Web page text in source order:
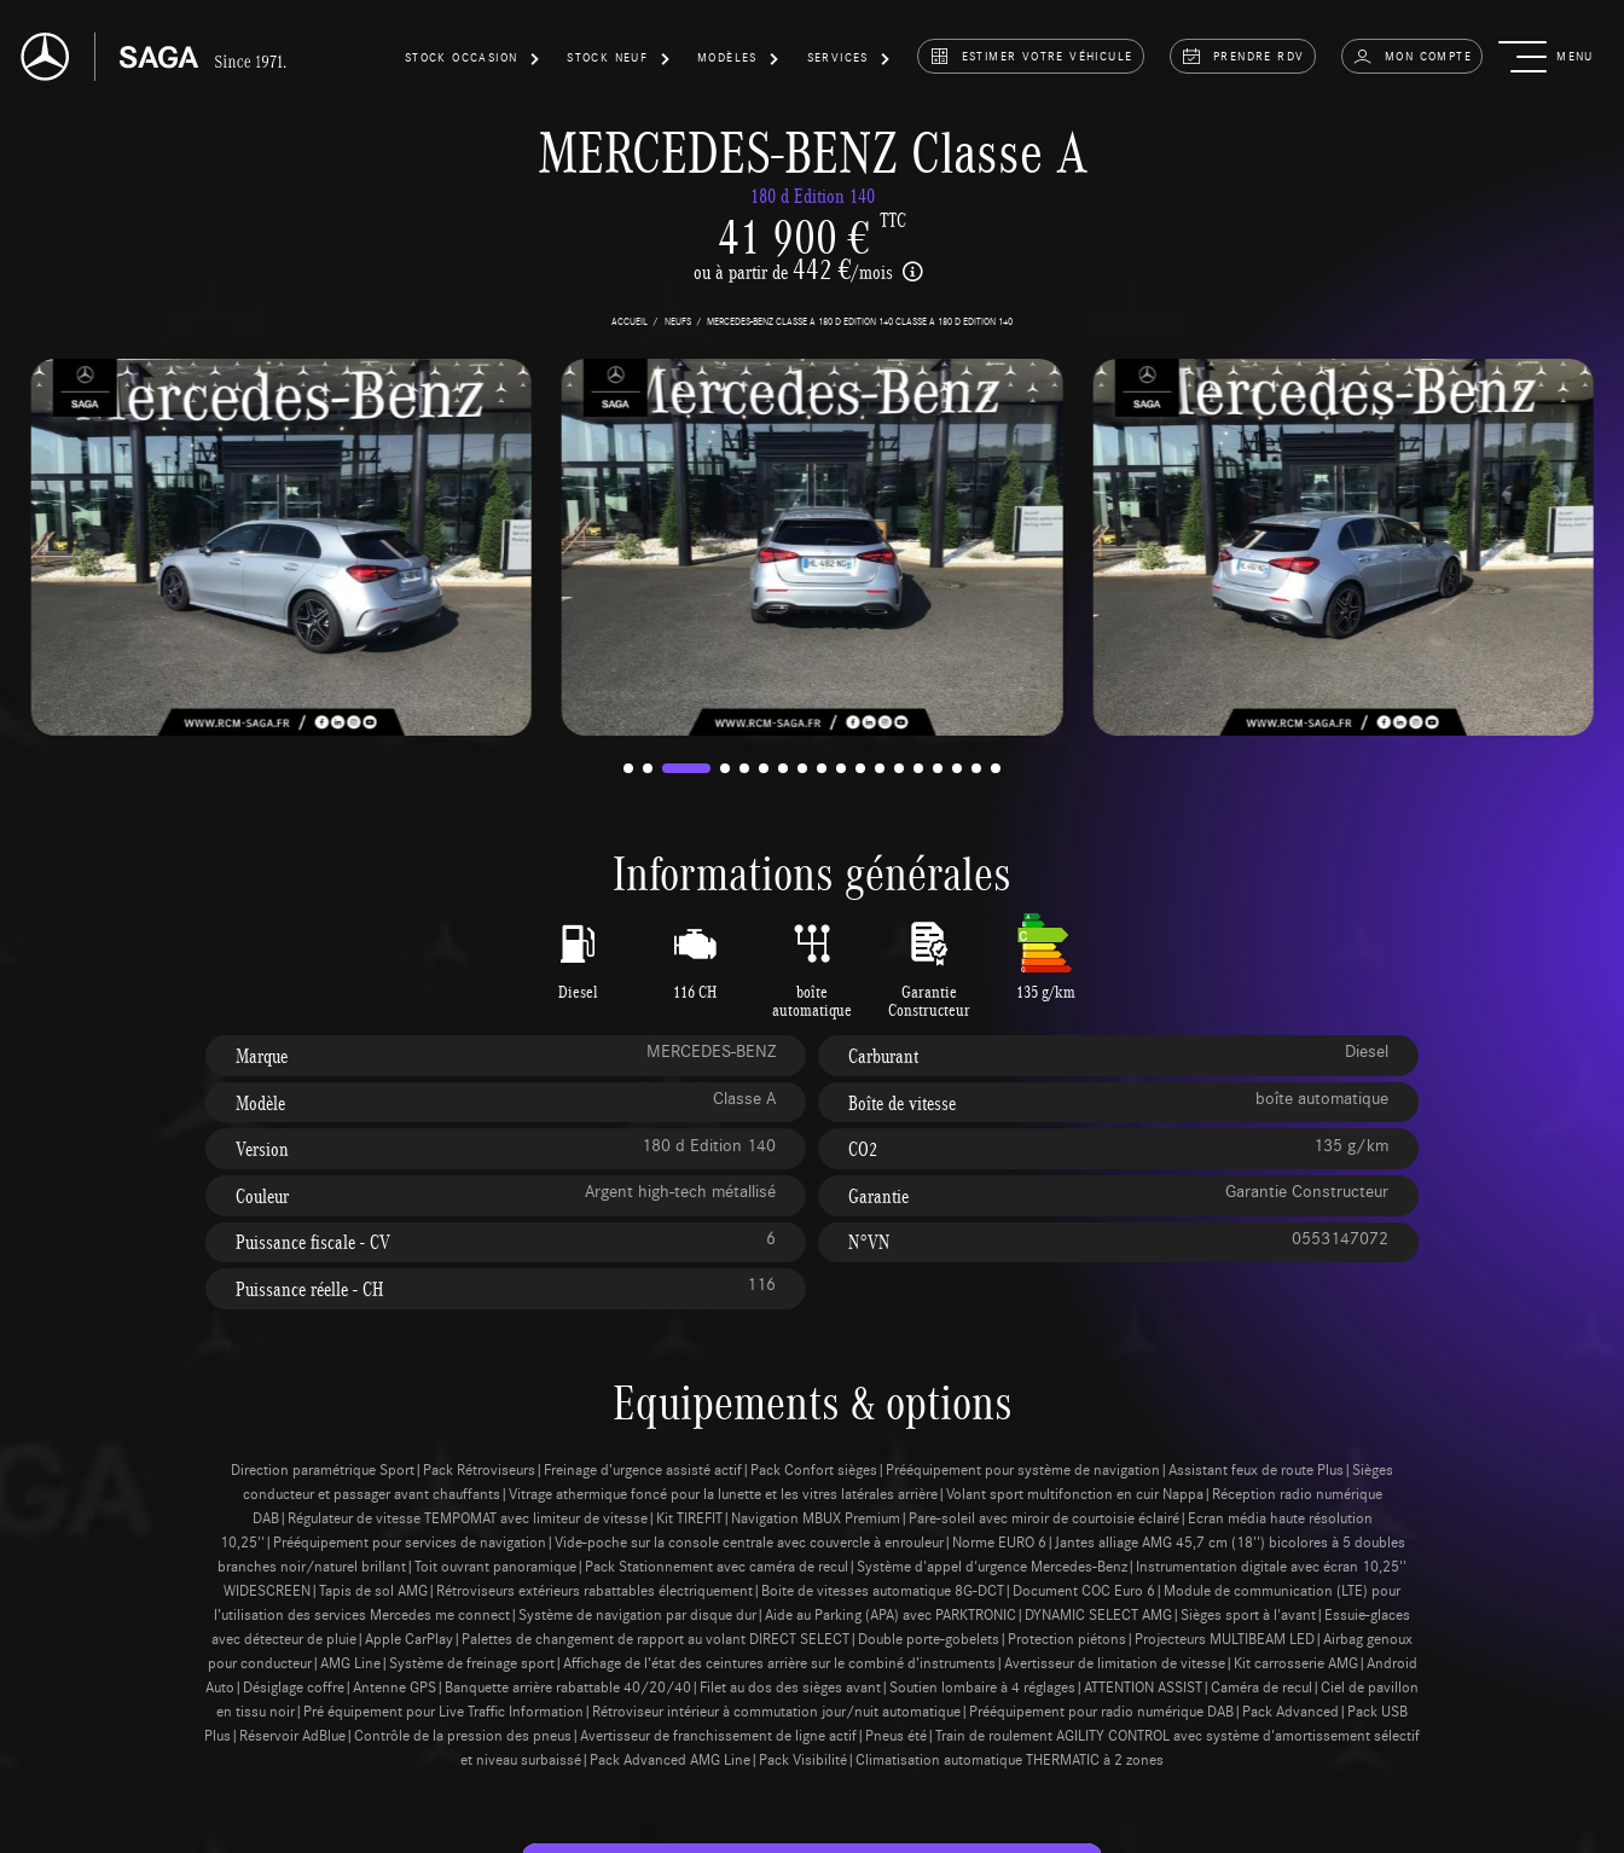
STOCK OCCASION STOCK NEUF MODÈLES SERVICES ESTIMER VOTRE VÉHICULE PRENDRE RDV MON COMPTE MENU
MERCEDES-BENZ Classe A
180 d Edition 140
41 900 € TTC
ou à partir de442 €/mois
ACCUEIL NEUFS MERCEDES-BENZ CLASSE A 180 D EDITION 140 CLASSE A 180 D EDITION 140
Informations générales
Diesel 116 CH boîte
automatique
Garantie
Constructeur
135 g/km
Marque MERCEDES-BENZ
Modèle Classe A
Version 180 d Edition 140
Couleur Argent high-tech métallisé
Puissance fiscale - CV 6
Puissance réelle - CH 116
Carburant Diesel
Boîte de vitesse boîte automatique
CO2 135 g/km
Garantie Garantie Constructeur
N°VN 0553147072
Equipements & options
Direction paramétrique Sport|Pack Rétroviseurs|Freinage d’urgence assisté actif|Pack Confort sièges|Prééquipement pour système de navigation|Assistant feux de route Plus|Sièges
conducteur et passager avant chauffants|Vitrage athermique foncé pour la lunette et les vitres latérales arrière|Volant sport multifonction en cuir Nappa|Réception radio numérique
DAB|Régulateur de vitesse TEMPOMAT avec limiteur de vitesse|Kit TIREFIT|Navigation MBUX Premium|Pare-soleil avec miroir de courtoisie éclairé|Ecran média haute résolution
10,25''|Prééquipement pour services de navigation|Vide-poche sur la console centrale avec couvercle à enrouleur|Norme EURO 6|Jantes alliage AMG 45,7 cm (18'') bicolores à 5 doubles
branches noir/naturel brillant|Toit ouvrant panoramique|Pack Stationnement avec caméra de recul|Système d'appel d'urgence Mercedes-Benz|Instrumentation digitale avec écran 10,25''
WIDESCREEN|Tapis de sol AMG|Rétroviseurs extérieurs rabattables électriquement|Boite de vitesses automatique 8G-DCT|Document COC Euro 6|Module de communication (LTE) pour
l’utilisation des services Mercedes me connect|Système de navigation par disque dur|Aide au Parking (APA) avec PARKTRONIC|DYNAMIC SELECT AMG|Sièges sport à l'avant|Essuie-glaces
avec détecteur de pluie|Apple CarPlay|Palettes de changement de rapport au volant DIRECT SELECT|Double porte-gobelets|Protection piétons|Projecteurs MULTIBEAM LED|Airbag genoux
pour conducteur|AMG Line|Système de freinage sport|Affichage de l’état des ceintures arrière sur le combiné d’instruments|Avertisseur de limitation de vitesse|Kit carrosserie AMG|Android
Auto|Désiglage coffre|Antenne GPS|Banquette arrière rabattable 40/20/40|Filet au dos des sièges avant|Soutien lombaire à 4 réglages|ATTENTION ASSIST|Caméra de recul|Ciel de pavillon
en tissu noir|Pré équipement pour Live Traffic Information|Rétroviseur intérieur à commutation jour/nuit automatique|Prééquipement pour radio numérique DAB|Pack Advanced|Pack USB
Plus|Réservoir AdBlue|Contrôle de la pression des pneus|Avertisseur de franchissement de ligne actif|Pneus été|Train de roulement AGILITY CONTROL avec système d'amortissement sélectif
et niveau surbaissé|Pack Advanced AMG Line|Pack Visibilité|Climatisation automatique THERMATIC à 2 zones